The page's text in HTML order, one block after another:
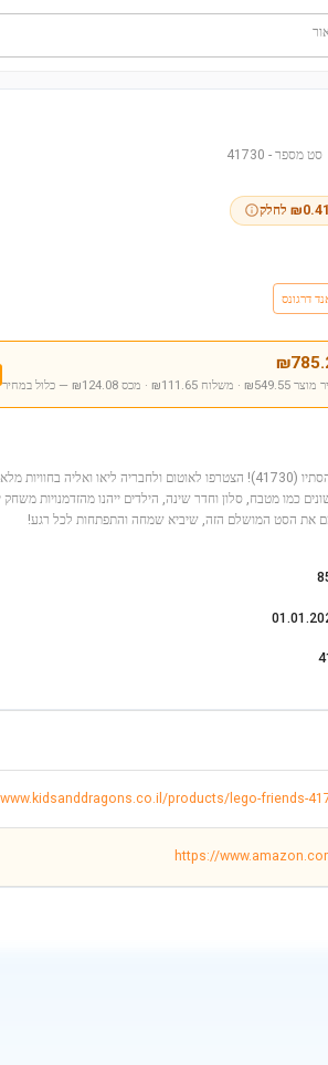
סט מספר -
41730
₪0.41 לחלק
דרגונס
₪
· משלוח ₪111.65 · מכס ₪124.08 — כלול במחיר
כמו מטבח, סלון וחדר שינה, הילדים ייהנו מהזדמנויות
את הסט המושלם הזה, שיביא שמחה והתפתחות לכל רגע!
products/lego-friends-
https://